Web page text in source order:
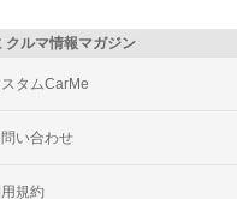
クルマ情報マガジン
タムCarMe
い合わせ
規約